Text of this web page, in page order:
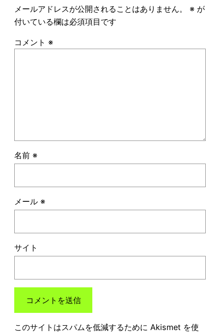
メールアドレスが公開されることはありません。 ※が
付いている欄は必須項目です
コメント ※
名前 ※
メール ※
サイト
このサイトはスパムを低減するために Akismet を使